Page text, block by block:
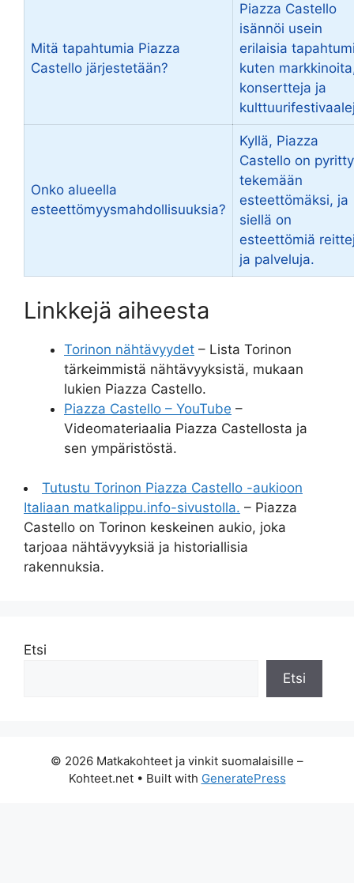
Mitä tapahtumia Piazza
Castello järjestetään?
Piazza Castello
isännöi usein
erilaisia
kuten
konsertteja ja
Onko alueella
esteettömyysmahdollisuuksia?
Kyllä, Piazza
Castello on pyritty
tekemään
esteettömäksi, ja
siellä on
esteettömiä
ja palveluja.
Linkkejä aiheesta
Torinon nähtävyydet – Lista Torinon
tärkeimmistä nähtävyyksistä, mukaan
lukien Piazza Castello.
Piazza Castello – YouTube –
Videomateriaalia Piazza Castellosta ja
sen ympäristöstä.
Tutustu Torinon Piazza Castello -aukioon
Italiaan matkalippu.info-sivustolla. – Piazza
Castello on Torinon keskeinen aukio, joka
tarjoaa nähtävyyksiä ja historiallisia
rakennuksia.
Etsi
Etsi
© 2026 Matkakohteet ja vinkit suomalaisille –
Kohteet.net• Built with GeneratePress